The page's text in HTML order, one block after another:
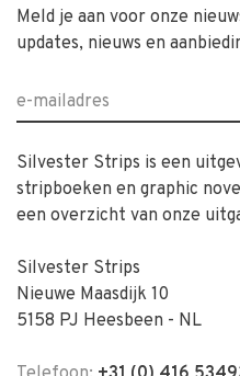
Meld je aan voor onze
updates, nieuws en
Silvester Strips is een
stripboeken en graphic
een overzicht van onze
Silvester Strips
Nieuwe Maasdijk 10
5158 PJ Heesbeen - NL